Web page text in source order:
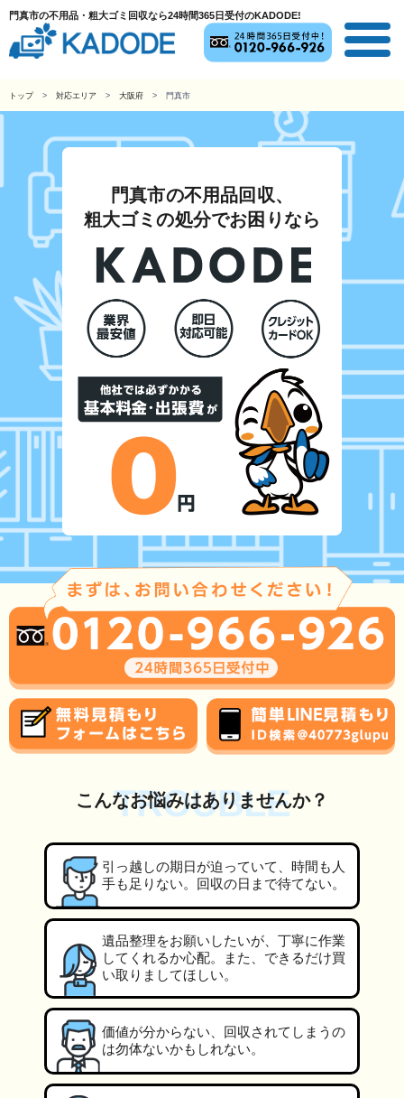
門真市の不用品・粗大ゴミ回収なら24時間365日受付のKADODE!
トップ 対応エリア 大阪府 門真市
門真市の不用品回収、
粗大ゴミの処分でお困りなら
TROUBLE
こんなお悩みはありませんか？
引っ越しの期日が迫っていて、時間も人
手も足りない。回収の日まで待てない。
遺品整理をお願いしたいが、丁寧に作業
してくれるか心配。また、できるだけ買
い取りましてほしい。
価値が分からない、回収されてしまうの
は勿体ないかもしれない。